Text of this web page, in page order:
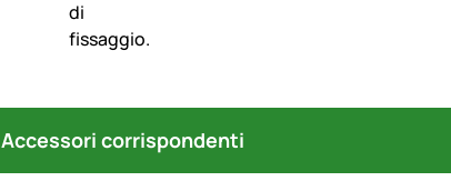
Accessori corrispondenti